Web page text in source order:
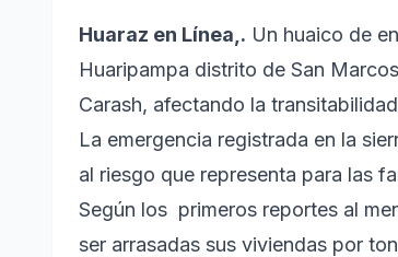
Huaraz en Línea,. Un huaico de
Huaripampa distrito de San
Carash, afectando la
La emergencia registrada en la
al riesgo que representa para las
Según los primeros reportes al
ser arrasadas sus viviendas por